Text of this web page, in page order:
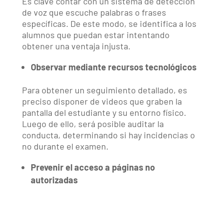
de voz que escuche palabras o frases
específicas. De este modo, se identifica a los
alumnos que puedan estar intentando
obtener una ventaja injusta.
Observar mediante recursos tecnológicos
Para obtener un seguimiento detallado, es
preciso disponer de videos que graben la
pantalla del estudiante y su entorno físico.
Luego de ello, será posible auditar la
conducta, determinando si hay incidencias o
no durante el examen.
Prevenir el acceso a páginas no
autorizadas